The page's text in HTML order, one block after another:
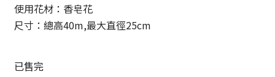
使用花材：香皂花
尺寸：總高40m,最大直徑25cm
已售完